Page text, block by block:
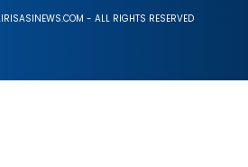
- ALL RIGHTS RESERVED